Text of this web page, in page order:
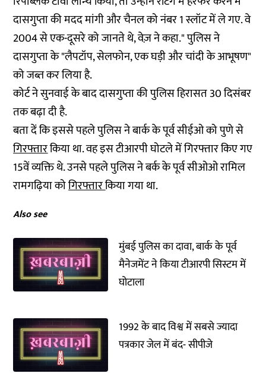
दासगुप्ता की मदद मांगी और चैनल को नंबर 1 स्लॉट में ले गए. वे
2004 से एक-दूसरे को जानते थे, वेज़ ने कहा." पुलिस ने
दासगुप्ता के "लैपटॉप, सेलफोन, एक घड़ी और चांदी के आभूषण"
को जब्त कर लिया है.
कोर्ट ने सुनवाई के बाद दासगुप्ता की पुलिस हिरासत 30 दिसंबर
तक बढ़ा दी है.
बता दें कि इससे पहले पुलिस ने बार्क के पूर्व सीईओ को पुणे से
गिरफ्तारकिया था. वह इस टीआरपी घोटले में गिरफ्तार किए गए
15वें व्यक्ति थे. उनसे पहले पुलिस ने बर्क के पूर्व सीओओ रामिल
रामगढ़िया कोगिरफ्तारकिया गया था.
Also see
मुंबई पुलिस का दावा, बार्क के पूर्व
मैनेजमेंट ने किया टीआरपी सिस्टम में
घोटाला
1992 के बाद विश्व में सबसे ज्यादा
पत्रकार जेल में बंद- सीपीजे